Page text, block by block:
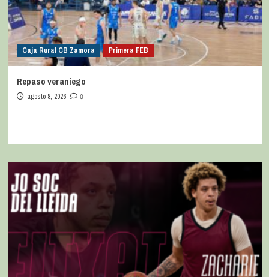
Caja Rural CB Zamora Primera FEB
Repaso veraniego
agosto 8, 2026 0